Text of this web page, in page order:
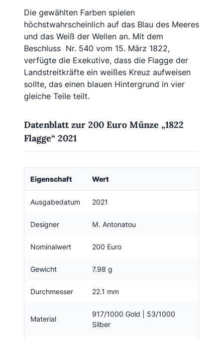
Die gewählten Farben spielen
höchstwahrscheinlich auf das Blau des Meeres
und das Weiß der Wellen an. Mit dem
Beschluss Nr. 540 vom 15. März 1822,
verfügte die Exekutive, dass die Flagge der
Landstreitkräfte ein weißes Kreuz aufweisen
sollte, das einen blauen Hintergrund in vier
gleiche Teile teilt.
Datenblatt zur 200 Euro Münze „1822
Flagge“ 2021
Eigenschaft Wert
Ausgabedatum 2021
Designer Μ. Antonatou
Nominalwert 200 Euro
Gewicht 7.98 g
Durchmesser 22.1 mm
Material
917/1000 Gold | 53/1000
Silber